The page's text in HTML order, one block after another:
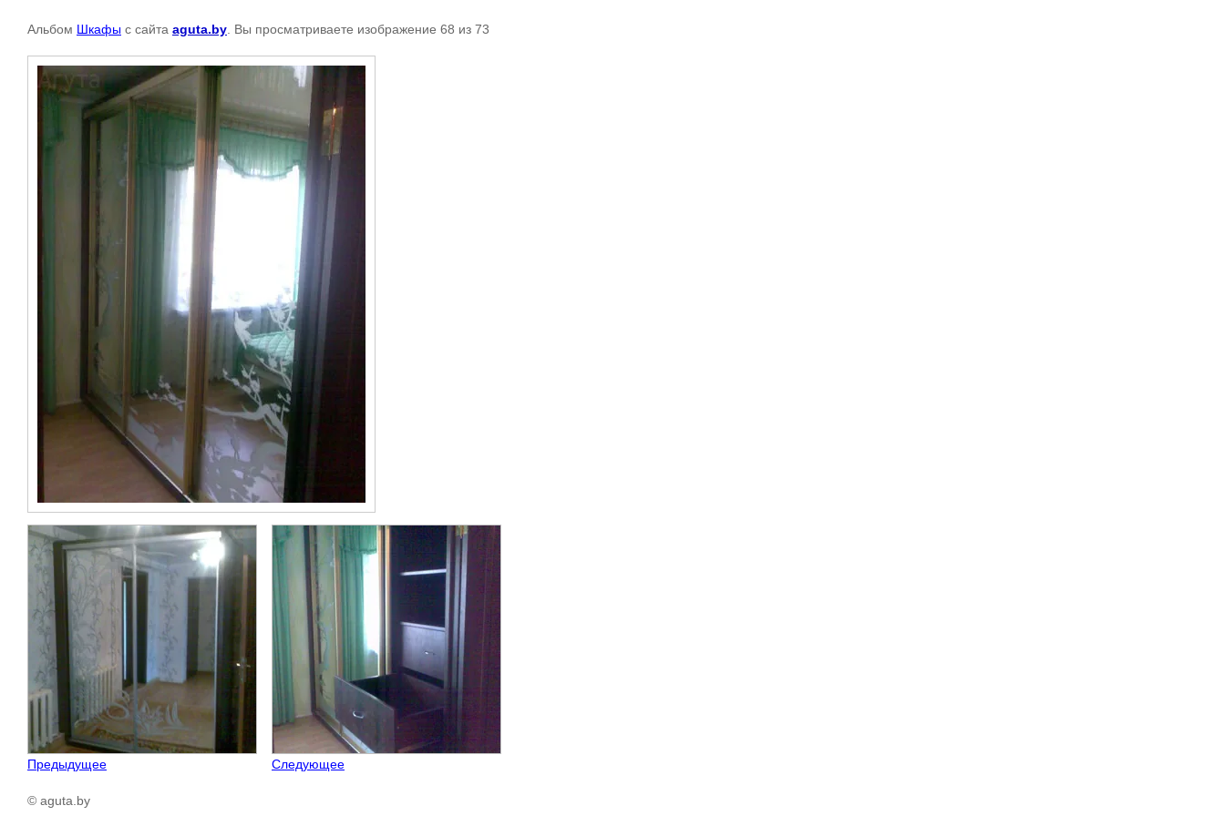
Альбом Шкафы с сайта aguta.by . Вы просматриваете изображение 68 из 73
Предыдущее Следующее
© aguta.by